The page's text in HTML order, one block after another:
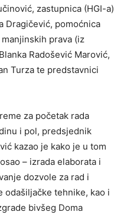
zastupnica (HGI-a)
Dragičević, pomoćnica
prava (iz
Radošević Marović,
Turza te predstavnici
za početak rada
i pol, predsjednik
kazao je kako je u tom
– izrada elaborata i
dozvole za rad i
odašiljačke tehnike, kao i
bivšeg Doma